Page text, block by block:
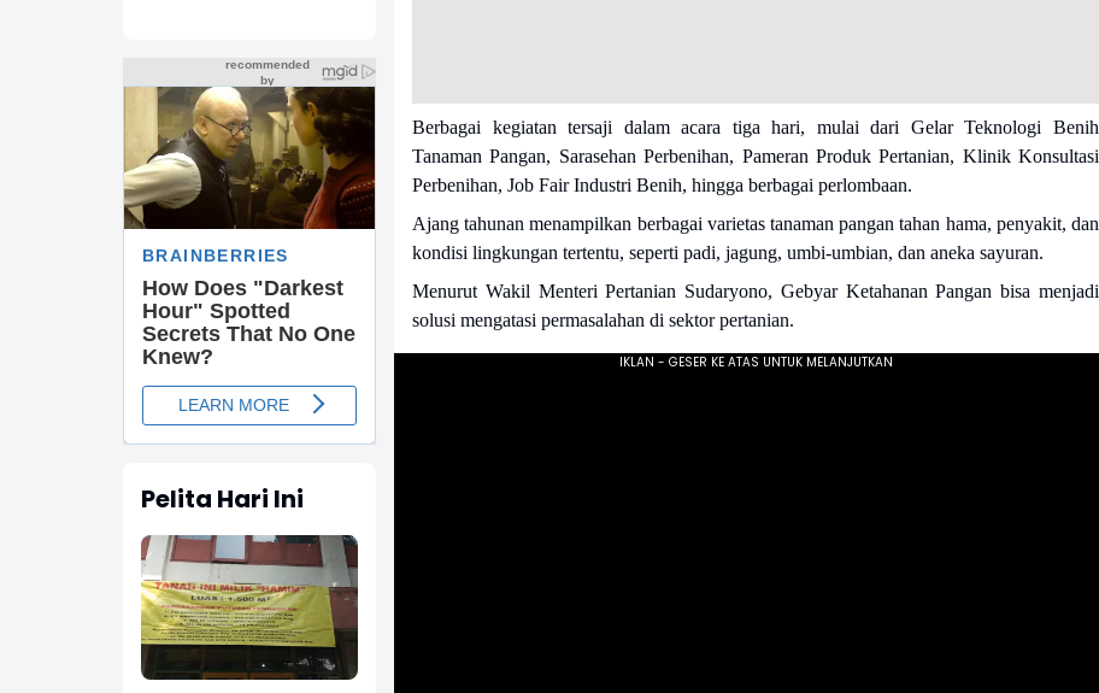
Pelita Hari Ini
Berbagai kegiatan tersaji dalam acara tiga hari, mulai dari Gelar Teknologi Benih
Tanaman Pangan, Sarasehan Perbenihan, Pameran Produk Pertanian, Klinik Konsultasi
Perbenihan, Job Fair Industri Benih, hingga berbagai perlombaan.
Ajang tahunan menampilkan berbagai varietas tanaman pangan tahan hama, penyakit, dan
kondisi lingkungan tertentu, seperti padi, jagung, umbi-umbian, dan aneka sayuran.
Menurut Wakil Menteri Pertanian Sudaryono, Gebyar Ketahanan Pangan bisa menjadi
solusi mengatasi permasalahan di sektor pertanian.